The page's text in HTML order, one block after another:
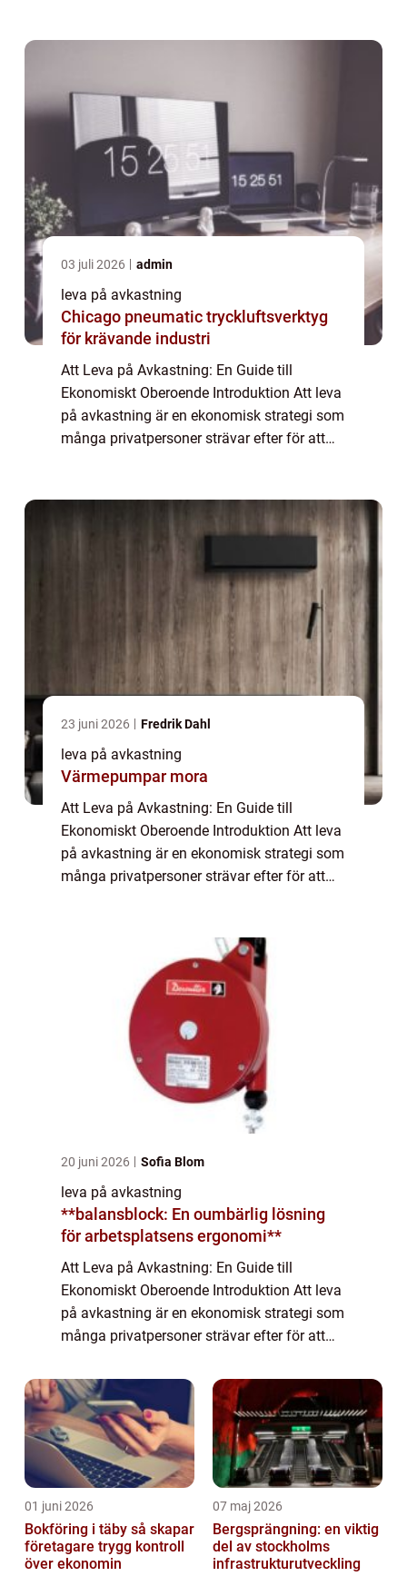
03 juli 2026 admin
leva på avkastning
Chicago pneumatic tryckluftsverktyg
för krävande industri
Att Leva på Avkastning: En Guide till
Ekonomiskt Oberoende Introduktion Att leva
på avkastning är en ekonomisk strategi som
många privatpersoner strävar efter för att
23 juni 2026 Fredrik Dahl
leva på avkastning
Värmepumpar mora
Att Leva på Avkastning: En Guide till
Ekonomiskt Oberoende Introduktion Att leva
på avkastning är en ekonomisk strategi som
många privatpersoner strävar efter för att
20 juni 2026 Sofia Blom
leva på avkastning
**balansblock: En oumbärlig lösning
för arbetsplatsens ergonomi**
Att Leva på Avkastning: En Guide till
Ekonomiskt Oberoende Introduktion Att leva
på avkastning är en ekonomisk strategi som
många privatpersoner strävar efter för att
kommer att ge en grundlig översikt över k...
01 juni 2026
Bokföring i täby så skapar
företagare trygg kontroll
över ekonomin
07 maj 2026
Bergsprängning: en viktig
del av stockholms
infrastrukturutveckling